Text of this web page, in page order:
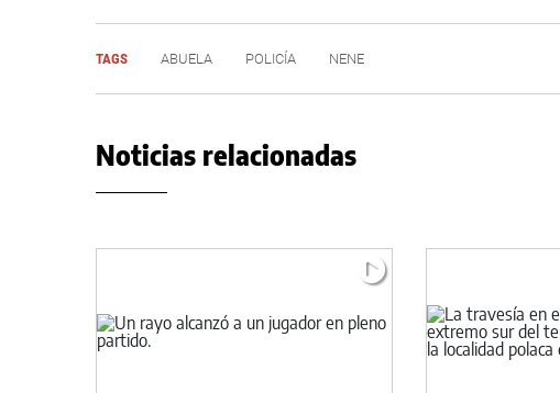
TAGS ABUELA POLICÍA NENE
Noticias relacionadas